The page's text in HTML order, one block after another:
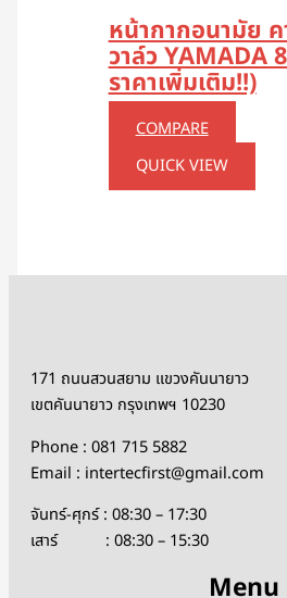
หน้ากากอนามัย
วาล์ว YAMADA
ราคาเพิ่มเติม!!)
COMPARE
QUICK VIEW
171 ถนนสวนสยาม แขวงคันนายาว
เขตคันนายาว กรุงเทพฯ 10230
Phone : 081 715 5882
Email : intertecfirst@gmail.com
จันทร์-ศุกร์ : 08:30 – 17:30
เสาร์ : 08:30 – 15:30
Menu